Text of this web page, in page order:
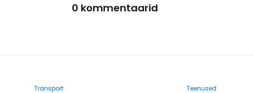
0 kommentaarid
Transport Teenused